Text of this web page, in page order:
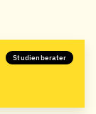
Studienberater